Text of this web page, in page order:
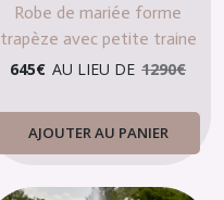
Robe de mariée forme
trapèze avec petite traine
Dernières pièces taille 50 et
645€ AU LIEU DE 1290€
AJOUTER AU PANIER